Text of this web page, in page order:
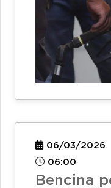
06/03/2026
06:00
Bencina